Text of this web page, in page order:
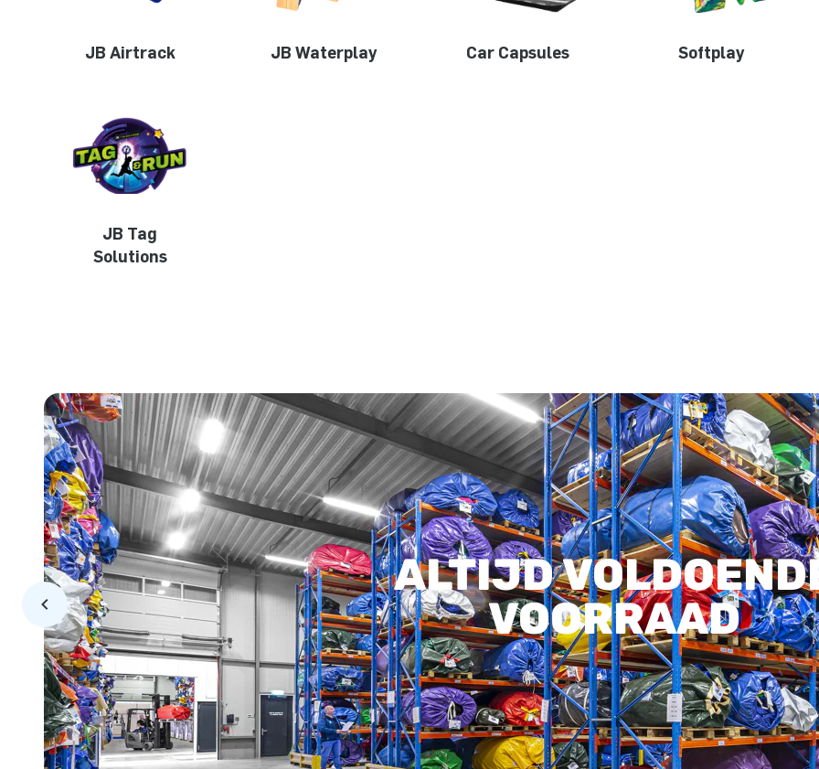
JB Airtrack JB Waterplay Car Capsules Softplay
JB Tag
Solutions
ALTIJD
VOORRAAD